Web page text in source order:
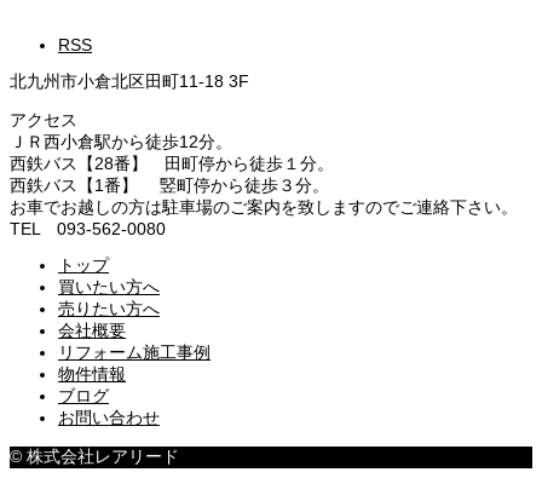
RSS
北九州市小倉北区田町11-18 3F
アクセス
ＪＲ西小倉駅から徒歩12分。
西鉄バス【28番】 田町停から徒歩１分。
西鉄バス【1番】 竪町停から徒歩３分。
お車でお越しの方は駐車場のご案内を致しますのでご連絡下さい。
TEL 093-562-0080
トップ
買いたい方へ
売りたい方へ
会社概要
リフォーム施工事例
物件情報
ブログ
お問い合わせ
© 株式会社レアリード